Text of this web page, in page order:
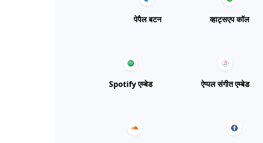
पेपैल बटन व्हाट्सएप कॉल
Spotify एम्बेड ऐप्पल संगीत एम्बेड